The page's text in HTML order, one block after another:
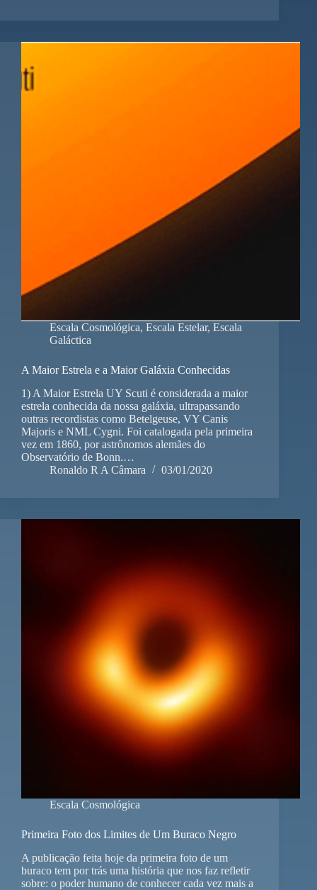
Escala Cosmológica, Escala Estelar, Escala
Galáctica
A Maior Estrela e a Maior Galáxia Conhecidas
1) A Maior Estrela UY Scuti é considerada a maior
estrela conhecida da nossa galáxia, ultrapassando
outras recordistas como Betelgeuse, VY Canis
Majoris e NML Cygni. Foi catalogada pela primeira
vez em 1860, por astrônomos alemães do
Observatório de Bonn.…
Ronaldo R A Câmara
03/01/2020
Escala Cosmológica
Primeira Foto dos Limites de Um Buraco Negro
A publicação feita hoje da primeira foto de um
buraco tem por trás uma história que nos faz refletir
sobre: o poder humano de conhecer cada vez mais a